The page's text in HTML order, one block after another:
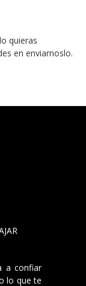
quieras
en enviarnoslo.
a confiar
lo que te